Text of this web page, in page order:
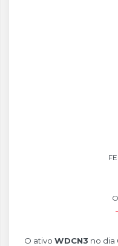
O ativo WDCN3 no dia